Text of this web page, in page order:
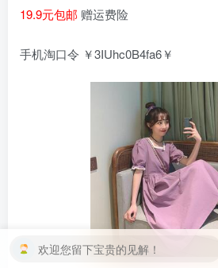
19.9元包邮 赠运费险
手机淘口令 ￥3IUhc0B4fa6￥
欢迎您留下宝贵的见解！